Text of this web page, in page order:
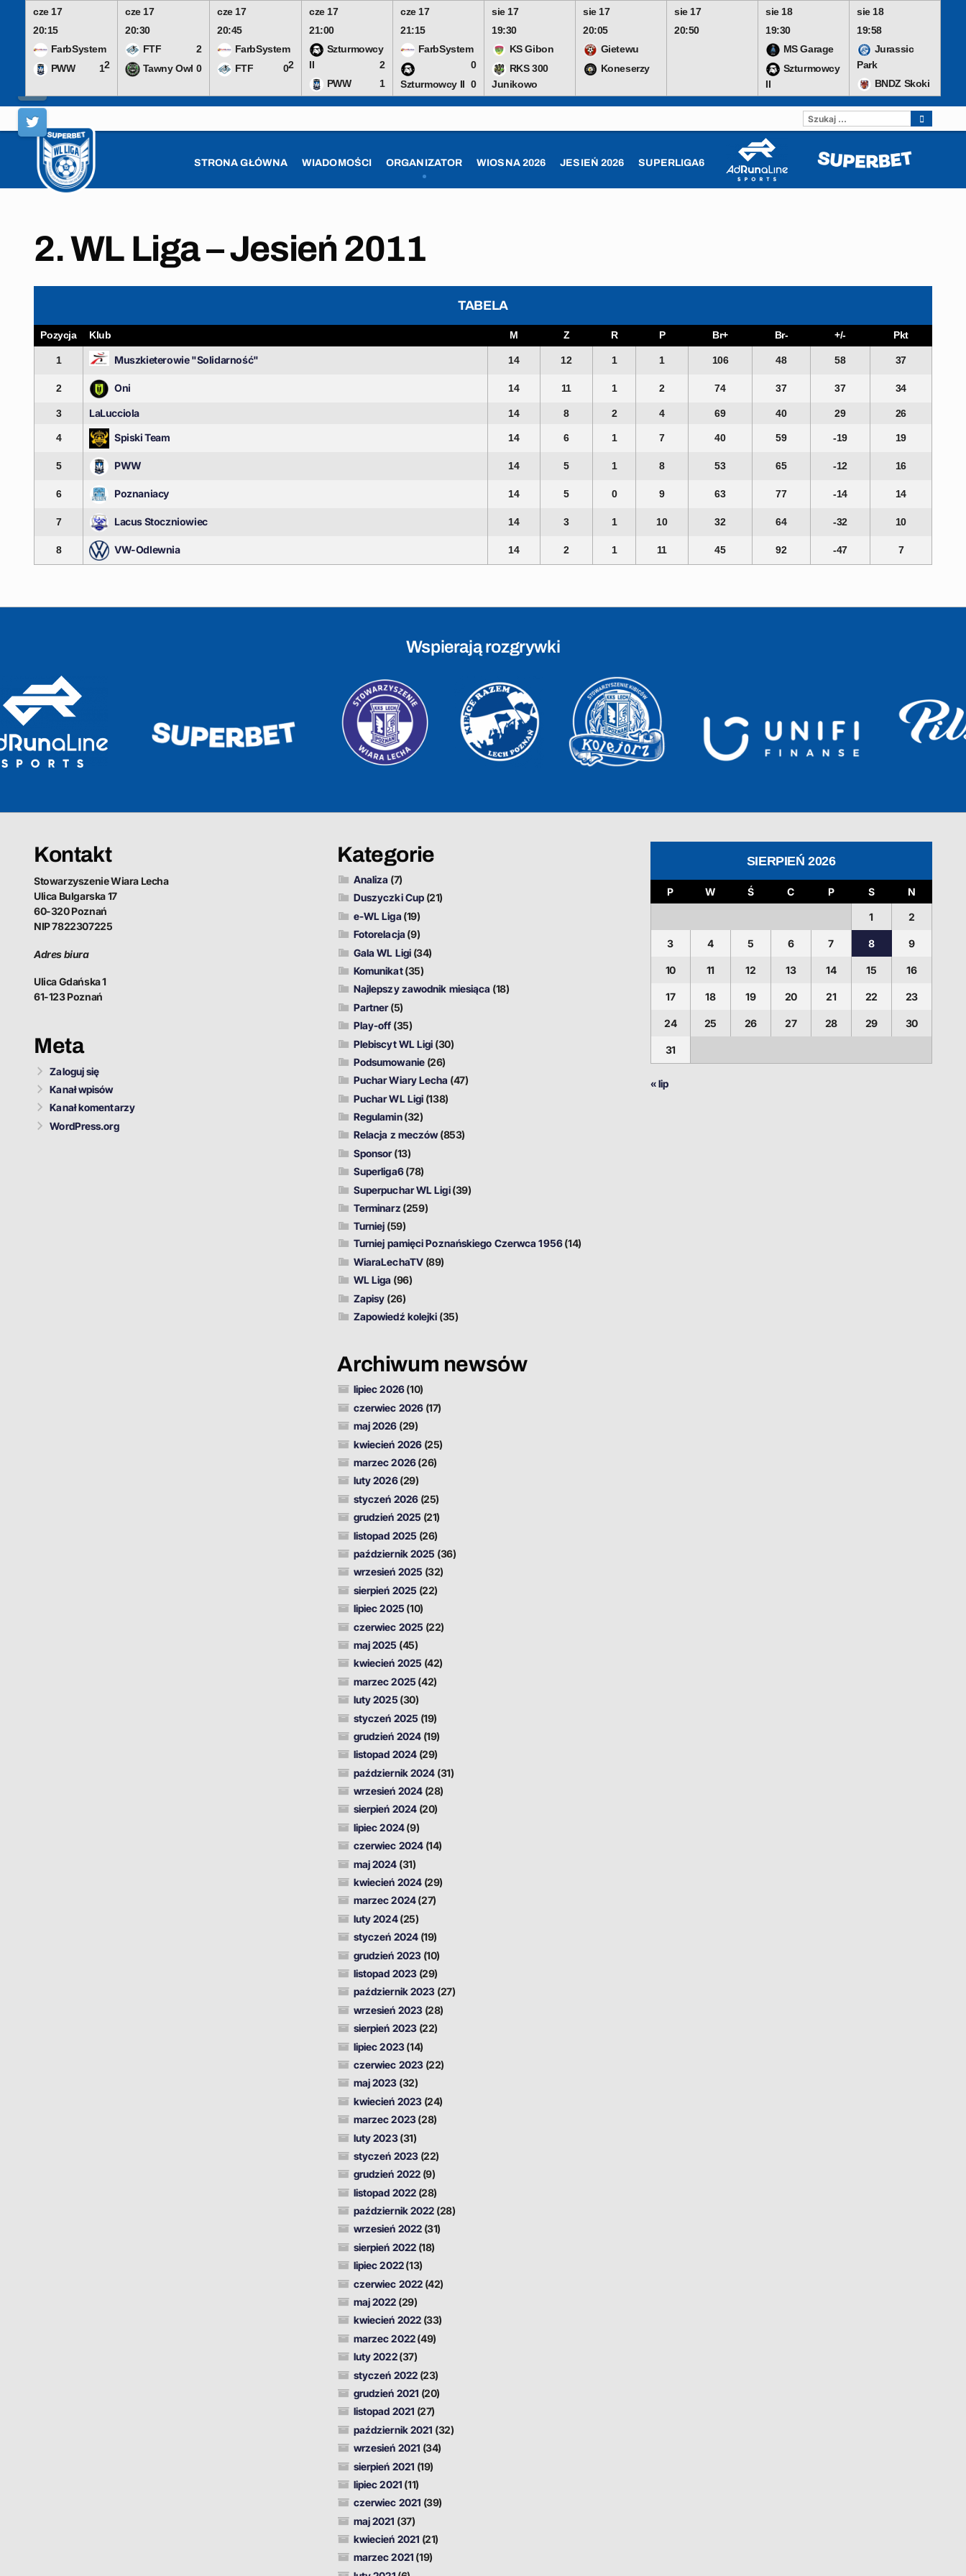
cze 17
20:15
FarbSystem
2
PWW 1
cze 17
20:30
FTF
2
Tawny Owl 0
cze 17
20:45
FarbSystem
2
FTF 0
cze 17
21:00
Szturmowcy
II
2
PWW
1
cze 17
21:15
FarbSystem
0
Szturmowcy II 0
sie 17
19:30
KS Gibon
RKS 300
Junikowo
sie 17
20:05
Gietewu
Koneserzy
sie 17
20:50
sie 18
19:30
MS Garage
Szturmowcy
II
sie 18
19:58
Jurassic
Park
BNDZ Skoki
Skip
content
STRONA GŁÓWNA WIADOMOŚCI ORGANIZATOR WIOSNA 2026 JESIEŃ 2026 SUPERLIGA6
SZUKAJ:
2. WL Liga – Jesień 2011
TABELA
Pozycja Klub M Z R P Br+ Br- +/- Pkt
1 Muszkieterowie "Solidarność" 14 12 1 1 106 48 58 37
2 Oni 14 11 1 2 74 37 37 34
3 LaLucciola 14 8 2 4 69 40 29 26
4 Spiski Team 14 6 1 7 40 59 -19 19
5 PWW 14 5 1 8 53 65 -12 16
6 Poznaniacy 14 5 0 9 63 77 -14 14
7 Lacus Stoczniowiec 14 3 1 10 32 64 -32 10
8 VW-Odlewnia 14 2 1 11 45 92 -47 7
Wspierają rozgrywki
Kontakt
Stowarzyszenie Wiara Lecha
Ulica Bulgarska 17
60-320 Poznań
NIP 7822307225
Adres biura
Ulica Gdańska 1
61-123 Poznań
Meta
Zaloguj się
Kanał wpisów
Kanał komentarzy
WordPress.org
Kategorie
Analiza (7)
Duszyczki Cup (21)
e-WL Liga (19)
Fotorelacja (9)
Gala WL Ligi(34)
Komunikat(35)
Najlepszy zawodnik miesiąca (18)
Partner(5)
Play-off (35)
Plebiscyt WL Ligi (30)
Podsumowanie(26)
Puchar Wiary Lecha (47)
Puchar WL Ligi (138)
Regulamin(32)
Relacja z meczów(853)
Sponsor(13)
Superliga6(78)
Superpuchar WL Ligi(39)
Terminarz (259)
Turniej (59)
Turniej pamięci Poznańskiego Czerwca 1956(14)
WiaraLechaTV(89)
WL Liga (96)
Zapisy (26)
Zapowiedź kolejki (35)
Archiwum newsów
lipiec 2026(10)
czerwiec 2026 (17)
maj 2026 (29)
kwiecień 2026 (25)
marzec 2026(26)
luty 2026(29)
styczeń 2026(25)
grudzień 2025 (21)
listopad 2025 (26)
październik 2025 (36)
wrzesień 2025 (32)
sierpień 2025 (22)
lipiec 2025 (10)
czerwiec 2025 (22)
maj 2025 (45)
kwiecień 2025 (42)
marzec 2025 (42)
luty 2025 (30)
styczeń 2025 (19)
grudzień 2024 (19)
listopad 2024 (29)
październik 2024 (31)
wrzesień 2024 (28)
sierpień 2024 (20)
lipiec 2024(9)
czerwiec 2024 (14)
maj 2024 (31)
kwiecień 2024 (29)
marzec 2024(27)
luty 2024(25)
styczeń 2024(19)
grudzień 2023 (10)
listopad 2023 (29)
październik 2023 (27)
wrzesień 2023 (28)
sierpień 2023 (22)
lipiec 2023(14)
czerwiec 2023 (22)
maj 2023 (32)
kwiecień 2023 (24)
marzec 2023(28)
luty 2023(31)
styczeń 2023(22)
grudzień 2022 (9)
listopad 2022 (28)
październik 2022 (28)
wrzesień 2022 (31)
sierpień 2022 (18)
lipiec 2022(13)
czerwiec 2022 (42)
maj 2022 (29)
kwiecień 2022 (33)
marzec 2022(49)
luty 2022(37)
styczeń 2022(23)
grudzień 2021 (20)
listopad 2021 (27)
październik 2021 (32)
wrzesień 2021 (34)
sierpień 2021 (19)
lipiec 2021 (11)
czerwiec 2021 (39)
maj 2021 (37)
kwiecień 2021 (21)
marzec 2021 (19)
SIERPIEŃ 2026
P W Ś C P S N
1 2
3 4 5 6 7 8 9
10 11 12 13 14 15 16
17 18 19 20 21 22 23
24 25 26 27 28 29 30
31
« lip